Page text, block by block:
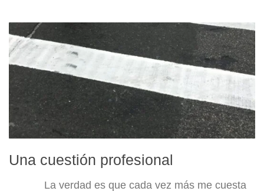
Una cuestión profesional
La verdad es que cada vez más me cuesta